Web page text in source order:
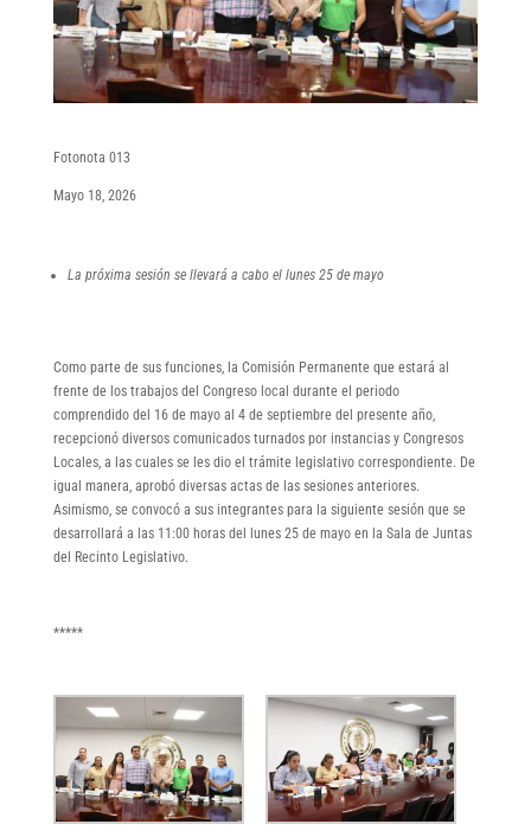
Fotonota 013
Mayo 18, 2026
La próxima sesión se llevará a cabo el lunes 25 de mayo
Como parte de sus funciones, la Comisión Permanente que estará al
frente de los trabajos del Congreso local durante el periodo
comprendido del 16 de mayo al 4 de septiembre del presente año,
recepcionó diversos comunicados turnados por instancias y Congresos
Locales, a las cuales se les dio el trámite legislativo correspondiente. De
igual manera, aprobó diversas actas de las sesiones anteriores.
Asimismo, se convocó a sus integrantes para la siguiente sesión que se
desarrollará a las 11:00 horas del lunes 25 de mayo en la Sala de Juntas
del Recinto Legislativo.
*****